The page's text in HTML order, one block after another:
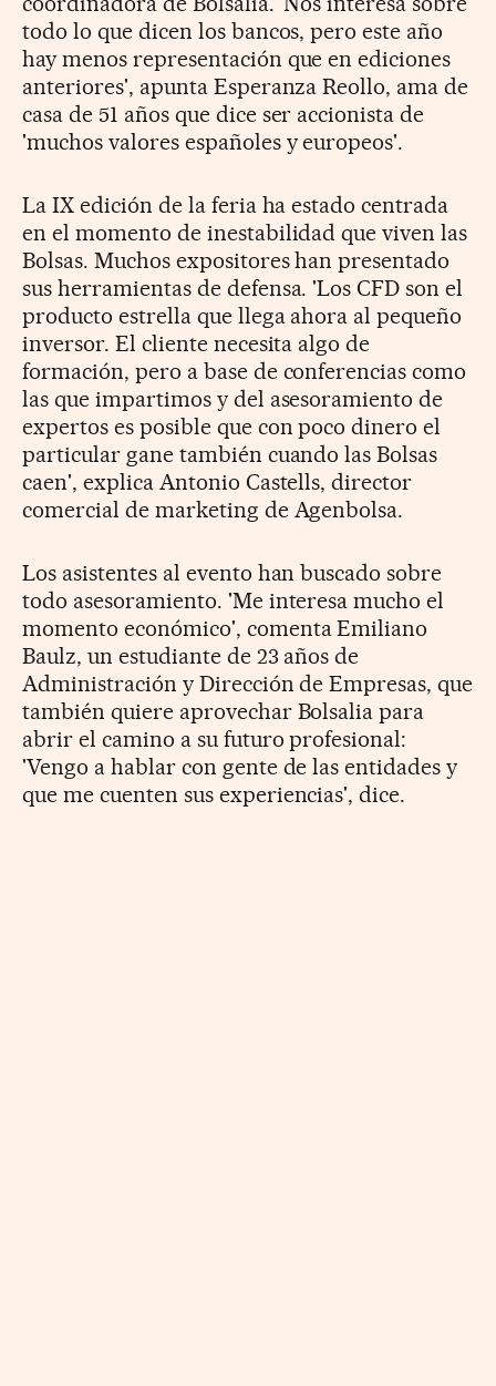
todo lo que dicen los bancos, pero este año
hay menos representación que en ediciones
anteriores', apunta Esperanza Reollo, ama de
casa de 51 años que dice ser accionista de
'muchos valores españoles y europeos'.
La IX edición de la feria ha estado centrada
en el momento de inestabilidad que viven las
Bolsas. Muchos expositores han presentado
sus herramientas de defensa. 'Los CFD son el
producto estrella que llega ahora al pequeño
inversor. El cliente necesita algo de
formación, pero a base de conferencias como
las que impartimos y del asesoramiento de
expertos es posible que con poco dinero el
particular gane también cuando las Bolsas
caen', explica Antonio Castells, director
comercial de marketing de Agenbolsa.
Los asistentes al evento han buscado sobre
todo asesoramiento. 'Me interesa mucho el
momento económico', comenta Emiliano
Baulz, un estudiante de 23 años de
Administración y Dirección de Empresas, que
también quiere aprovechar Bolsalia para
abrir el camino a su futuro profesional:
'Vengo a hablar con gente de las entidades y
que me cuenten sus experiencias', dice.